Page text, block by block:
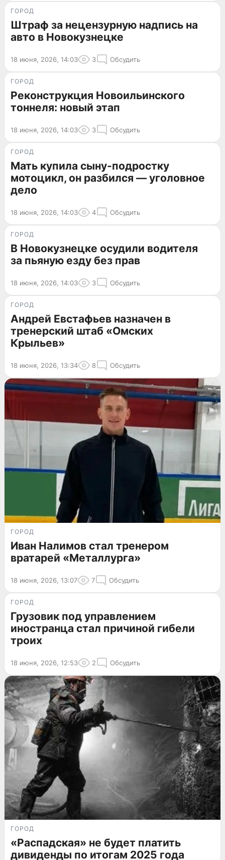
ГОРОД
Штраф за нецензурную надпись на
авто в Новокузнецке
18 июня, 2026, 14:03 3 Обсудить
ГОРОД
Реконструкция Новоильинского
тоннеля: новый этап
18 июня, 2026, 14:03 3 Обсудить
ГОРОД
Мать купила сыну-подростку
мотоцикл, он разбился — уголовное
дело
18 июня, 2026, 14:03 4 Обсудить
ГОРОД
В Новокузнецке осудили водителя
за пьяную езду без прав
18 июня, 2026, 14:03 3 Обсудить
ГОРОД
Андрей Евстафьев назначен в
тренерский штаб «Омских
Крыльев»
18 июня, 2026, 13:34 8 Обсудить
ГОРОД
Иван Налимов стал тренером
вратарей «Металлурга»
18 июня, 2026, 13:07 7 Обсудить
ГОРОД
Грузовик под управлением
иностранца стал причиной гибели
троих
18 июня, 2026, 12:53 2 Обсудить
ГОРОД
«Распадская» не будет платить
дивиденды по итогам 2025 года